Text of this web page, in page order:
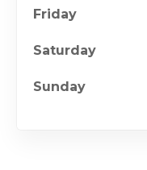
Friday
Saturday
Sunday